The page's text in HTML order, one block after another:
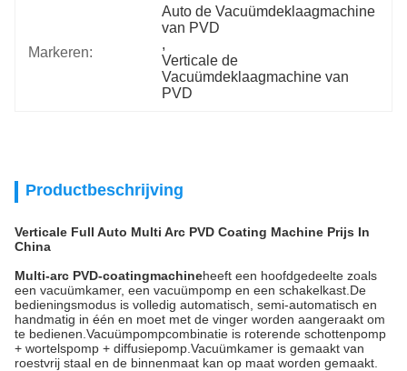
Markeren:
Auto de Vacuümdeklaagmachine
van PVD
,
Verticale de
Vacuümdeklaagmachine van
PVD
Productbeschrijving
Verticale Full Auto Multi Arc PVD Coating Machine Prijs In
China
Multi-arc PVD-coatingmachineheeft een hoofdgedeelte zoals
een vacuümkamer, een vacuümpomp en een schakelkast.De
bedieningsmodus is volledig automatisch, semi-automatisch en
handmatig in één en moet met de vinger worden aangeraakt om
te bedienen.Vacuümpompcombinatie is roterende schottenpomp
+ wortelspomp + diffusiepomp.Vacuümkamer is gemaakt van
roestvrij staal en de binnenmaat kan op maat worden gemaakt.